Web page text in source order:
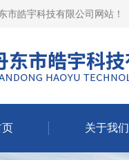
市皓宇科技有限公司网站 ！
页 关于我们